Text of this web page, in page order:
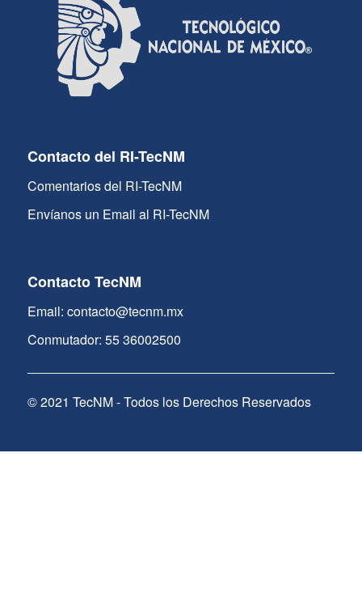
Contacto del RI-TecNM
Comentarios del RI-TecNM
Envíanos un Email al RI-TecNM
Contacto TecNM
Email: contacto@tecnm.mx
Conmutador: 55 36002500
© 2021 TecNM - Todos los Derechos Reservados